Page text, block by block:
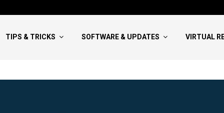
TIPS & TRICKS SOFTWARE & UPDATES VIRTUAL